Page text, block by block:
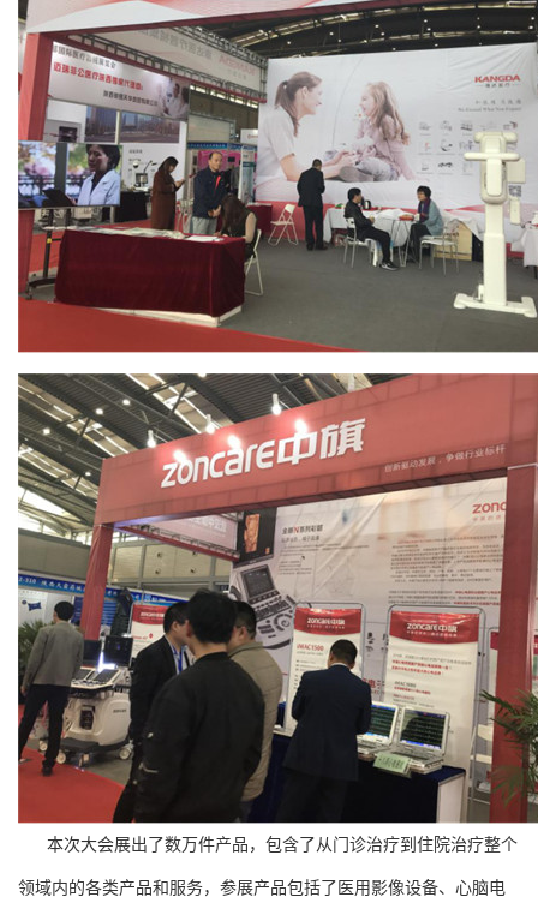
本次大会展出了数万件产品，包含了从门诊治疗到住院治疗整个
领域内的各类产品和服务，参展产品包括了医用影像设备、心脑电